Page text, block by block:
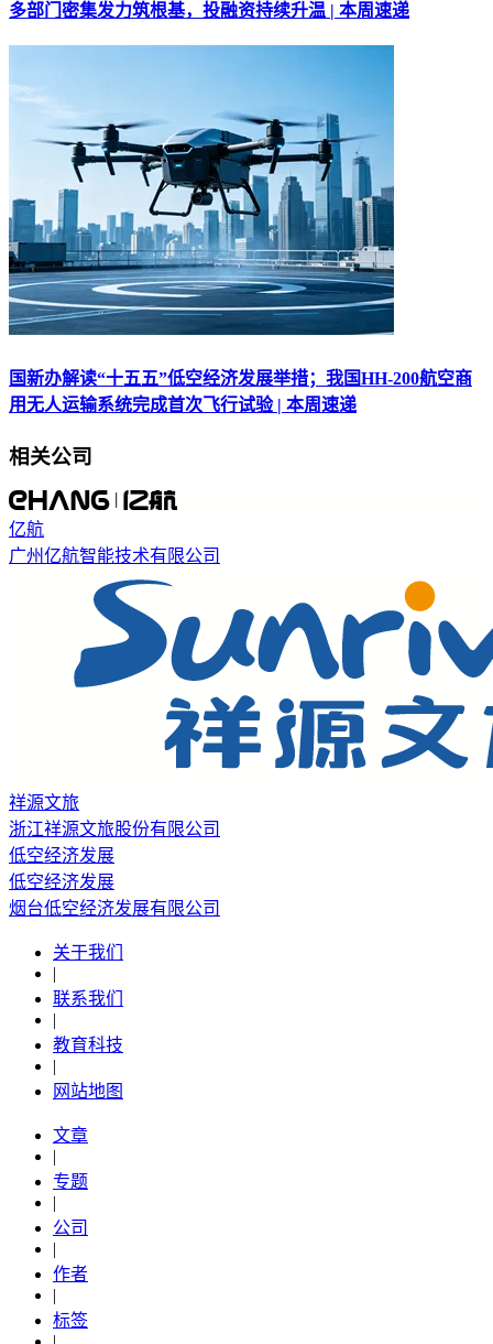
多部门密集发力筑根基，投融资持续升温 | 本周速递
国新办解读“十五五”低空经济发展举措；我国HH-200航空商
用无人运输系统完成首次飞行试验 | 本周速递
相关公司
亿航
广州亿航智能技术有限公司
祥源文旅
浙江祥源文旅股份有限公司
低空经济发展
低空经济发展
烟台低空经济发展有限公司
关于我们
|
联系我们
|
教育科技
|
网站地图
文章
|
专题
|
公司
|
作者
|
标签